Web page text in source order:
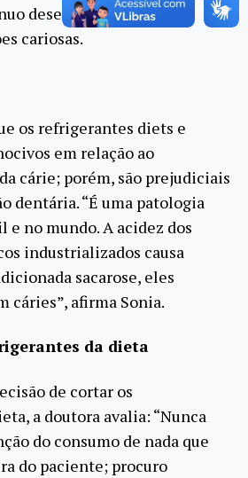
desequilíbrio desse
cariosas.
os refrigerantes diets e
em relação ao
cárie; porém, são prejudiciais
dentária. “É uma patologia
e no mundo. A acidez dos
industrializados causa
sacarose, eles
cáries”, afirma Sonia.
da dieta
de cortar os
a doutora avalia: “Nunca
do consumo de nada que
do paciente; procuro